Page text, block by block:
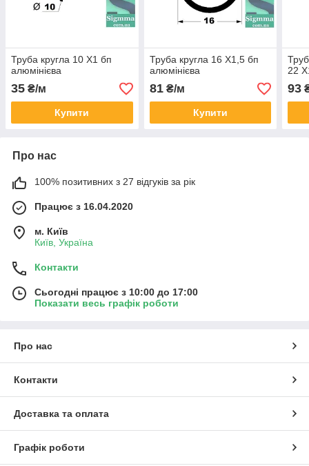
Труба кругла 10 Х1 бп
алюмінієва
35 ₴/м
Купити
Труба кругла 16 Х1,5 бп
алюмінієва
81₴/м
Купити
22
93
Про нас
100% позитивних з 27 відгуків за рік
Працює з 16.04.2020
м. Київ
Київ, Україна
Контакти
Сьогодні працює з 10:00 до 17:00
Показати весь графік роботи
Про нас
Контакти
Доставка та оплата
Графік роботи